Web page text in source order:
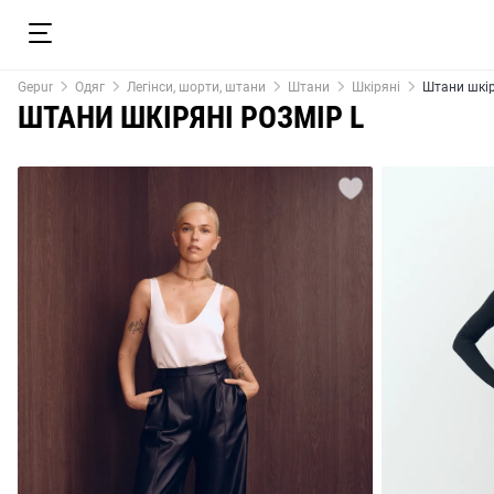
Gepur Одяг Легінси, шорти, штани Штани Шкіряні Штани
ШТАНИ ШКІРЯНІ РОЗМІР L